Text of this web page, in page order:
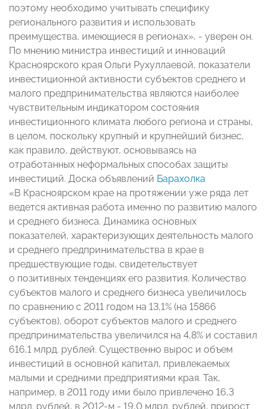
поэтому необходимо учитывать специфику
регионального развития и использовать
преимущества, имеющиеся в регионах», - уверен он.
По мнению министра инвестиций и инноваций
Красноярского края Ольги Рухуллаевой, показатели
инвестиционной активности субъектов среднего и
малого предпринимательства являются наиболее
чувствительным индикатором состояния
инвестиционного климата любого региона и страны,
в целом, поскольку крупный и крупнейший бизнес,
как правило, действуют, основываясь на
отработанных неформальных способах защиты
инвестиций. Доска объявлений Барахолка
«В Красноярском крае на протяжении уже ряда лет
ведется активная работа именно по развитию малого
и среднего бизнеса. Динамика основных
показателей, характеризующих деятельность малого
и среднего предпринимательства в крае в
предшествующие годы, свидетельствует
о позитивных тенденциях его развития. Количество
субъектов малого и среднего бизнеса увеличилось
по сравнению с 2011 годом на 13,1% (на 15866
субъектов), оборот субъектов малого и среднего
предпринимательства увеличился на 4,8% и составил
616,1 млрд. рублей. Существенно вырос и объем
инвестиций в основной капитал, привлекаемых
малыми и средними предприятиями края. Так,
например, в 2011 году ими было привлечено 16,3
млрд. рублей, в 2012-м - 19,0 млрд. рублей, прирост